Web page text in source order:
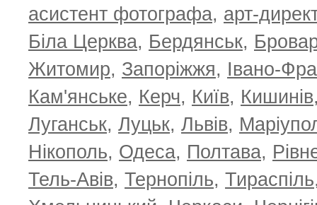
асистент фотографа, арт-
Біла Церква, Бердянськ,
Житомир, Запоріжжя, Івано-
Кам'янське, Керч, Київ, Кишинів
Луганськ, Луцьк, Львів,
Нікополь, Одеса, Полтава,
Тель-Авів, Тернопіль, Тираспіль